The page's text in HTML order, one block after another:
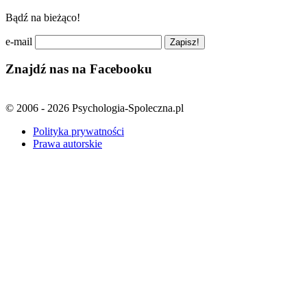
Bądź na bieżąco!
e-mail
Znajdź nas na Facebooku
© 2006 - 2026 Psychologia-Spoleczna.pl
Polityka prywatności
Prawa autorskie